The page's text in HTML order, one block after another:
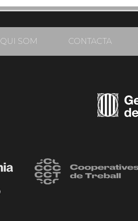
QUI SOM CONTACTA